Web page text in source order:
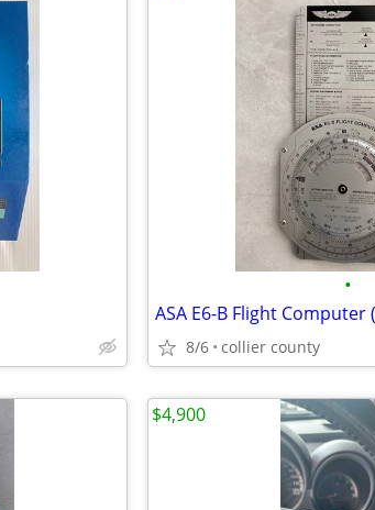
•
ASA E6-B Flight Computer
8/6 collier county
$4,900